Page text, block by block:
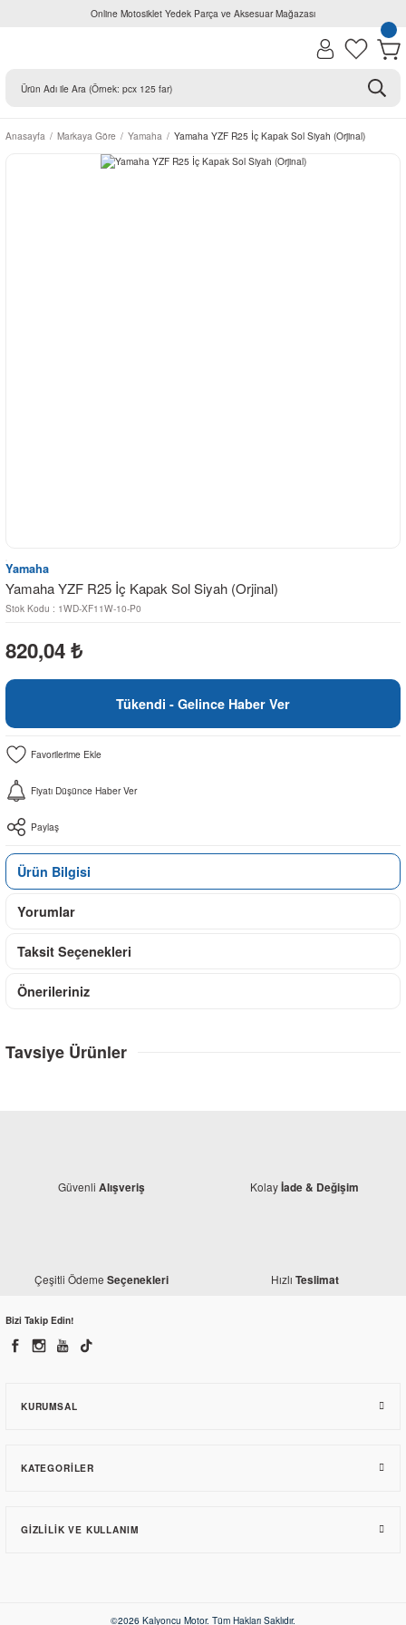
Online Motosiklet Yedek Parça ve Aksesuar Mağazası
Anasayfa Markaya Göre Yamaha Yamaha YZF R25 İç Kapak Sol Siyah (Orjinal)
Yamaha
Yamaha YZF R25 İç Kapak Sol Siyah (Orjinal)
Stok Kodu : 1WD-XF11W-10-P0
820,04 ₺
Tükendi - Gelince Haber Ver
Fiyatı Düşünce Haber Ver
Paylaş
Ürün Bilgisi
Yorumlar
Taksit Seçenekleri
Önerileriniz
Tavsiye Ürünler
1.802,70 TL
Güvenli Alışveriş Kolayİade & Değişim
Çeşitli Ödeme Seçenekleri Hızlı Teslimat
Bizi Takip Edin!
KURUMSAL
KATEGORILER
GIZLILIK VE KULLANIM
©2026 Kalyoncu Motor. Tüm Hakları Saklıdır.